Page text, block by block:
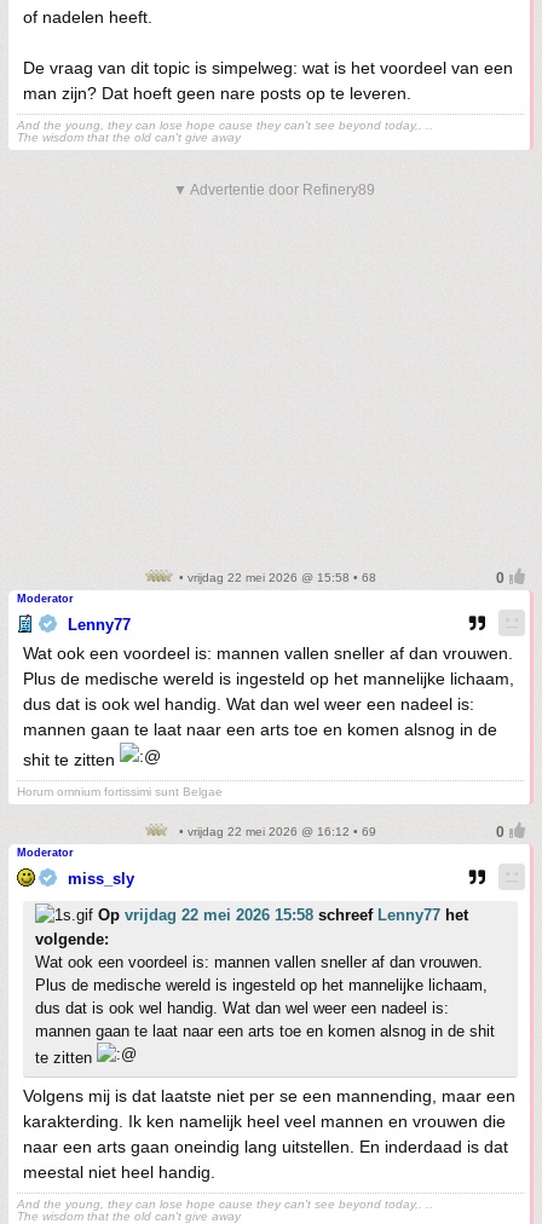
of nadelen heeft.
De vraag van dit topic is simpelweg: wat is het voordeel van een
man zijn? Dat hoeft geen nare posts op te leveren.
And the young, they can lose hope cause they can't see beyond today,. ..
The wisdom that the old can't give away
▼ Advertentie door Refinery89
• vrijdag 22 mei 2026 @ 15:58 • 68
Moderator
Lenny77
Wat ook een voordeel is: mannen vallen sneller af dan vrouwen.
Plus de medische wereld is ingesteld op het mannelijke lichaam,
dus dat is ook wel handig. Wat dan wel weer een nadeel is:
mannen gaan te laat naar een arts toe en komen alsnog in de
shit te zitten
Horum omnium fortissimi sunt Belgae
• vrijdag 22 mei 2026 @ 16:12 • 69
Moderator
miss_sly
Op vrijdag 22 mei 2026 15:58 schreef Lenny77 het
volgende:
Wat ook een voordeel is: mannen vallen sneller af dan vrouwen.
Plus de medische wereld is ingesteld op het mannelijke lichaam,
dus dat is ook wel handig. Wat dan wel weer een nadeel is:
mannen gaan te laat naar een arts toe en komen alsnog in de shit
te zitten
Volgens mij is dat laatste niet per se een mannending, maar een
karakterding. Ik ken namelijk heel veel mannen en vrouwen die
naar een arts gaan oneindig lang uitstellen. En inderdaad is dat
meestal niet heel handig.
And the young, they can lose hope cause they can't see beyond today,. ..
The wisdom that the old can't give away